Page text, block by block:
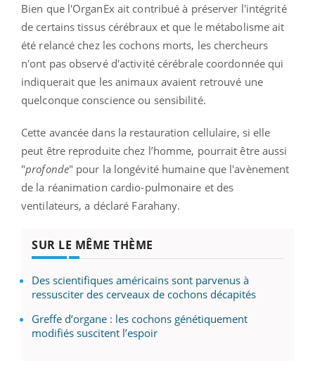
Bien que l'OrganEx ait contribué à préserver l'intégrité
de certains tissus cérébraux et que le métabolisme ait
été relancé chez les cochons morts, les chercheurs
n'ont pas observé d'activité cérébrale coordonnée qui
indiquerait que les animaux avaient retrouvé une
quelconque conscience ou sensibilité.
Cette avancée dans la restauration cellulaire, si elle
peut être reproduite chez l’homme, pourrait être aussi
"profonde" pour la longévité humaine que l'avènement
de la réanimation cardio-pulmonaire et des
ventilateurs, a déclaré Farahany.
SUR LE MÊME THÈME
Des scientifiques américains sont parvenus à
ressusciter des cerveaux de cochons décapités
Greffe d’organe : les cochons génétiquement
modifiés suscitent l’espoir